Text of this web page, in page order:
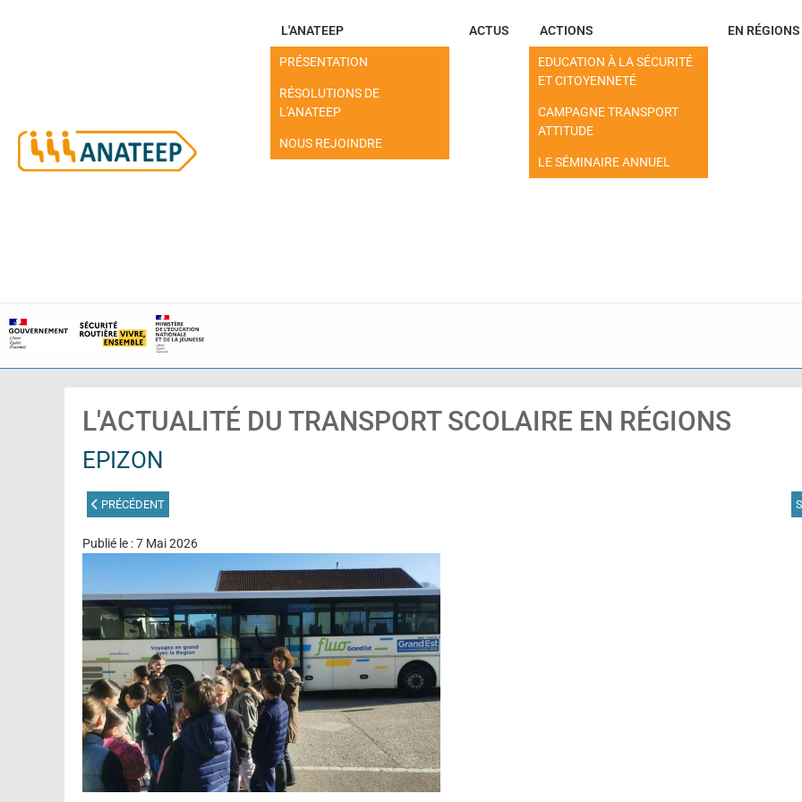
L'ANATEEP
PRÉSENTATION
RÉSOLUTIONS DE
L'ANATEEP
NOUS REJOINDRE
ACTUS ACTIONS
EDUCATION À LA SÉCURITÉ
ET CITOYENNETÉ
CAMPAGNE TRANSPORT
ATTITUDE
LE SÉMINAIRE ANNUEL
EN RÉGIONS
L'ACTUALITÉ DU TRANSPORT SCOLAIRE EN RÉGIONS
EPIZON
ARTICLE PRÉCÉDENT : PÉRIGUEUX
PRÉCÉDENT
Publié le : 7 Mai 2026